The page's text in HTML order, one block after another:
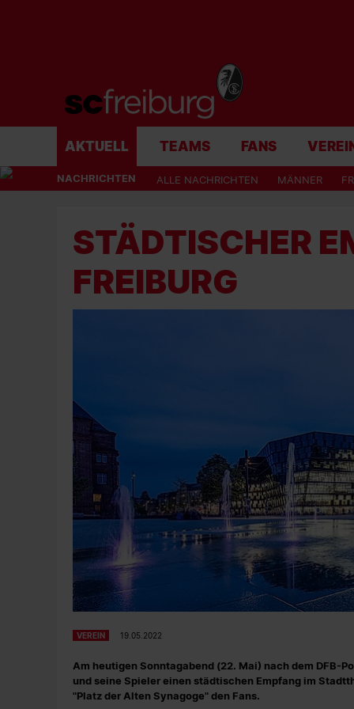
AKTUELL TEAMS FANS VEREIN
NACHRICHTEN ALLE NACHRICHTEN MÄNNER
STÄDTISCHER
FREIBURG
VEREIN 19.05.2022
Am heutigen Sonntagabend (22. Mai) nach dem
und seine Spieler einen städtischen Empfang im
"Platz der Alten Synagoge" den Fans.